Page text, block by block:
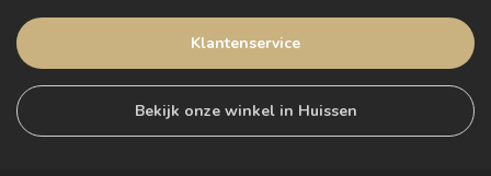
Klantenservice
Bekijk onze winkel in Huissen